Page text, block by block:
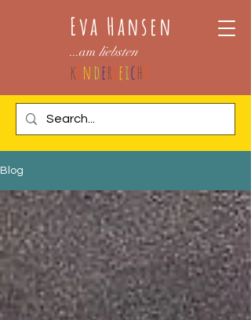
Eva Hansen
...am liebsten
kinderleicht
Blog